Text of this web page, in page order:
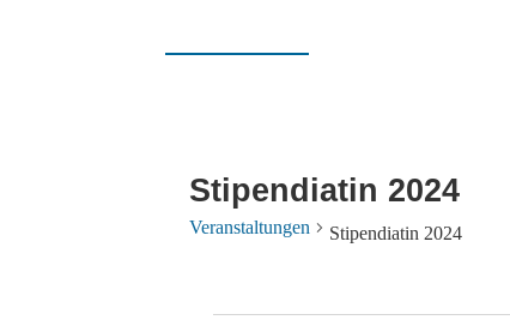
Stipendiatin 2024
Veranstaltungen Stipendiatin 2024